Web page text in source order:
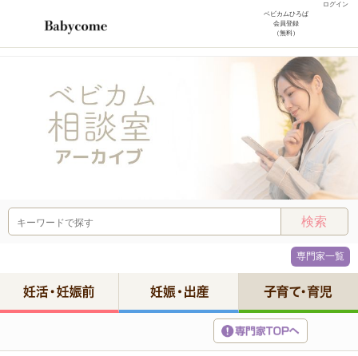
ログイン
ベビカムひろば
会員登録
（無料）
専門家一覧